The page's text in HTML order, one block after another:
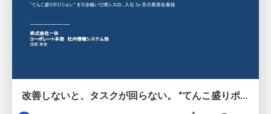
改善しないと、タスクが回らない。 “てんこ盛りポジション” を引き継いだ情シスの、入社3ヶ月の業務改善録